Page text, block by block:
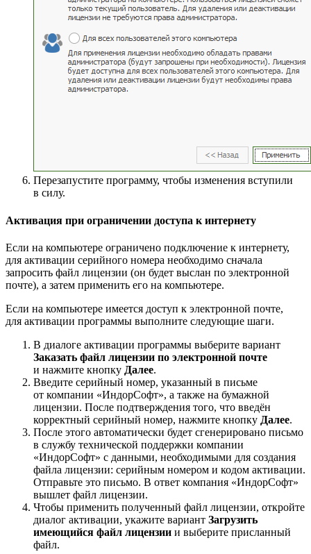
Перезапустите программу, чтобы изменения вступили
в силу.
Активация при ограничении доступа к интернету
Если на компьютере ограничено подключение к интернету,
для активации серийного номера необходимо сначала
запросить файл лицензии (он будет выслан по электронной
почте), а затем применить его на компьютере.
Если на компьютере имеется доступ к электронной почте,
для активации программы выполните следующие шаги.
В диалоге активации программы выберите вариант
Заказать файл лицензии по электронной почте
и нажмите кнопку Далее.
Введите серийный номер, указанный в письме
от компании «ИндорСофт», а также на бумажной
лицензии. После подтверждения того, что введён
корректный серийный номер, нажмите кнопку Далее.
После этого автоматически будет сгенерировано письмо
в службу технической поддержки компании
«ИндорСофт» с данными, необходимыми для создания
файла лицензии: серийным номером и кодом активации.
Отправьте это письмо. В ответ компания «ИндорСофт»
вышлет файл лицензии.
Чтобы применить полученный файл лицензии, откройте
диалог активации, укажите вариант Загрузить
имеющийся файл лицензии и выберите присланный
файл.